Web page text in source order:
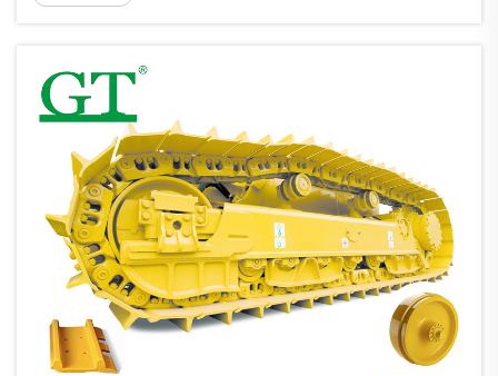
bevægelse over ujævne terræner. Disse
horisontale belastninger...